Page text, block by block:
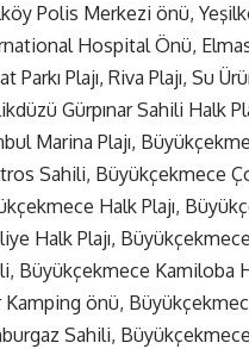
Polis Merkezi önü,
Hospital Önü,
Parkı Plajı, Riva Plajı, Su
Gürpınar Sahili Halk
Marina Plajı,
Sahili, Büyükçekmece
Halk Plajı,
Halk Plajı,
Büyükçekmece Kamiloba
Kamping önü,
Sahili,